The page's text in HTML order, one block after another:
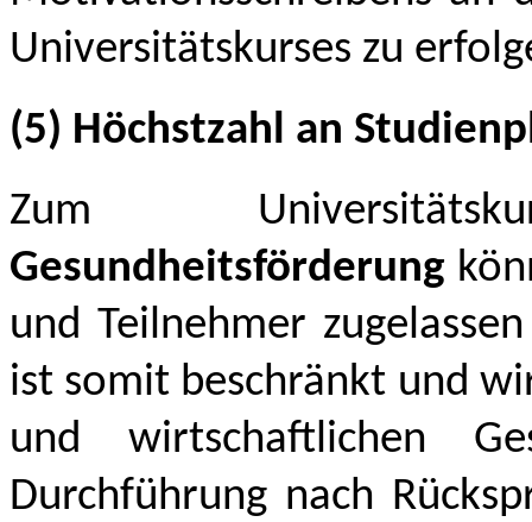
Universitätskurses zu
(5) Höchstzahl an
Zum
Gesundheitsförderung
und Teilnehmer
ist somit beschränkt und
und wirtschaftlichen
Durchführung nach